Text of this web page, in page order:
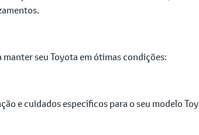
seu Toyota em ótimas condições:
e cuidados específicos para o seu modelo